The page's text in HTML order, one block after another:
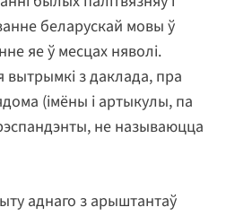
беларускай мовы ў
яе ў месцах няволі.
з даклада, пра
(імёны і артыкулы, па
не называюцца
аднаго з арыштантаў